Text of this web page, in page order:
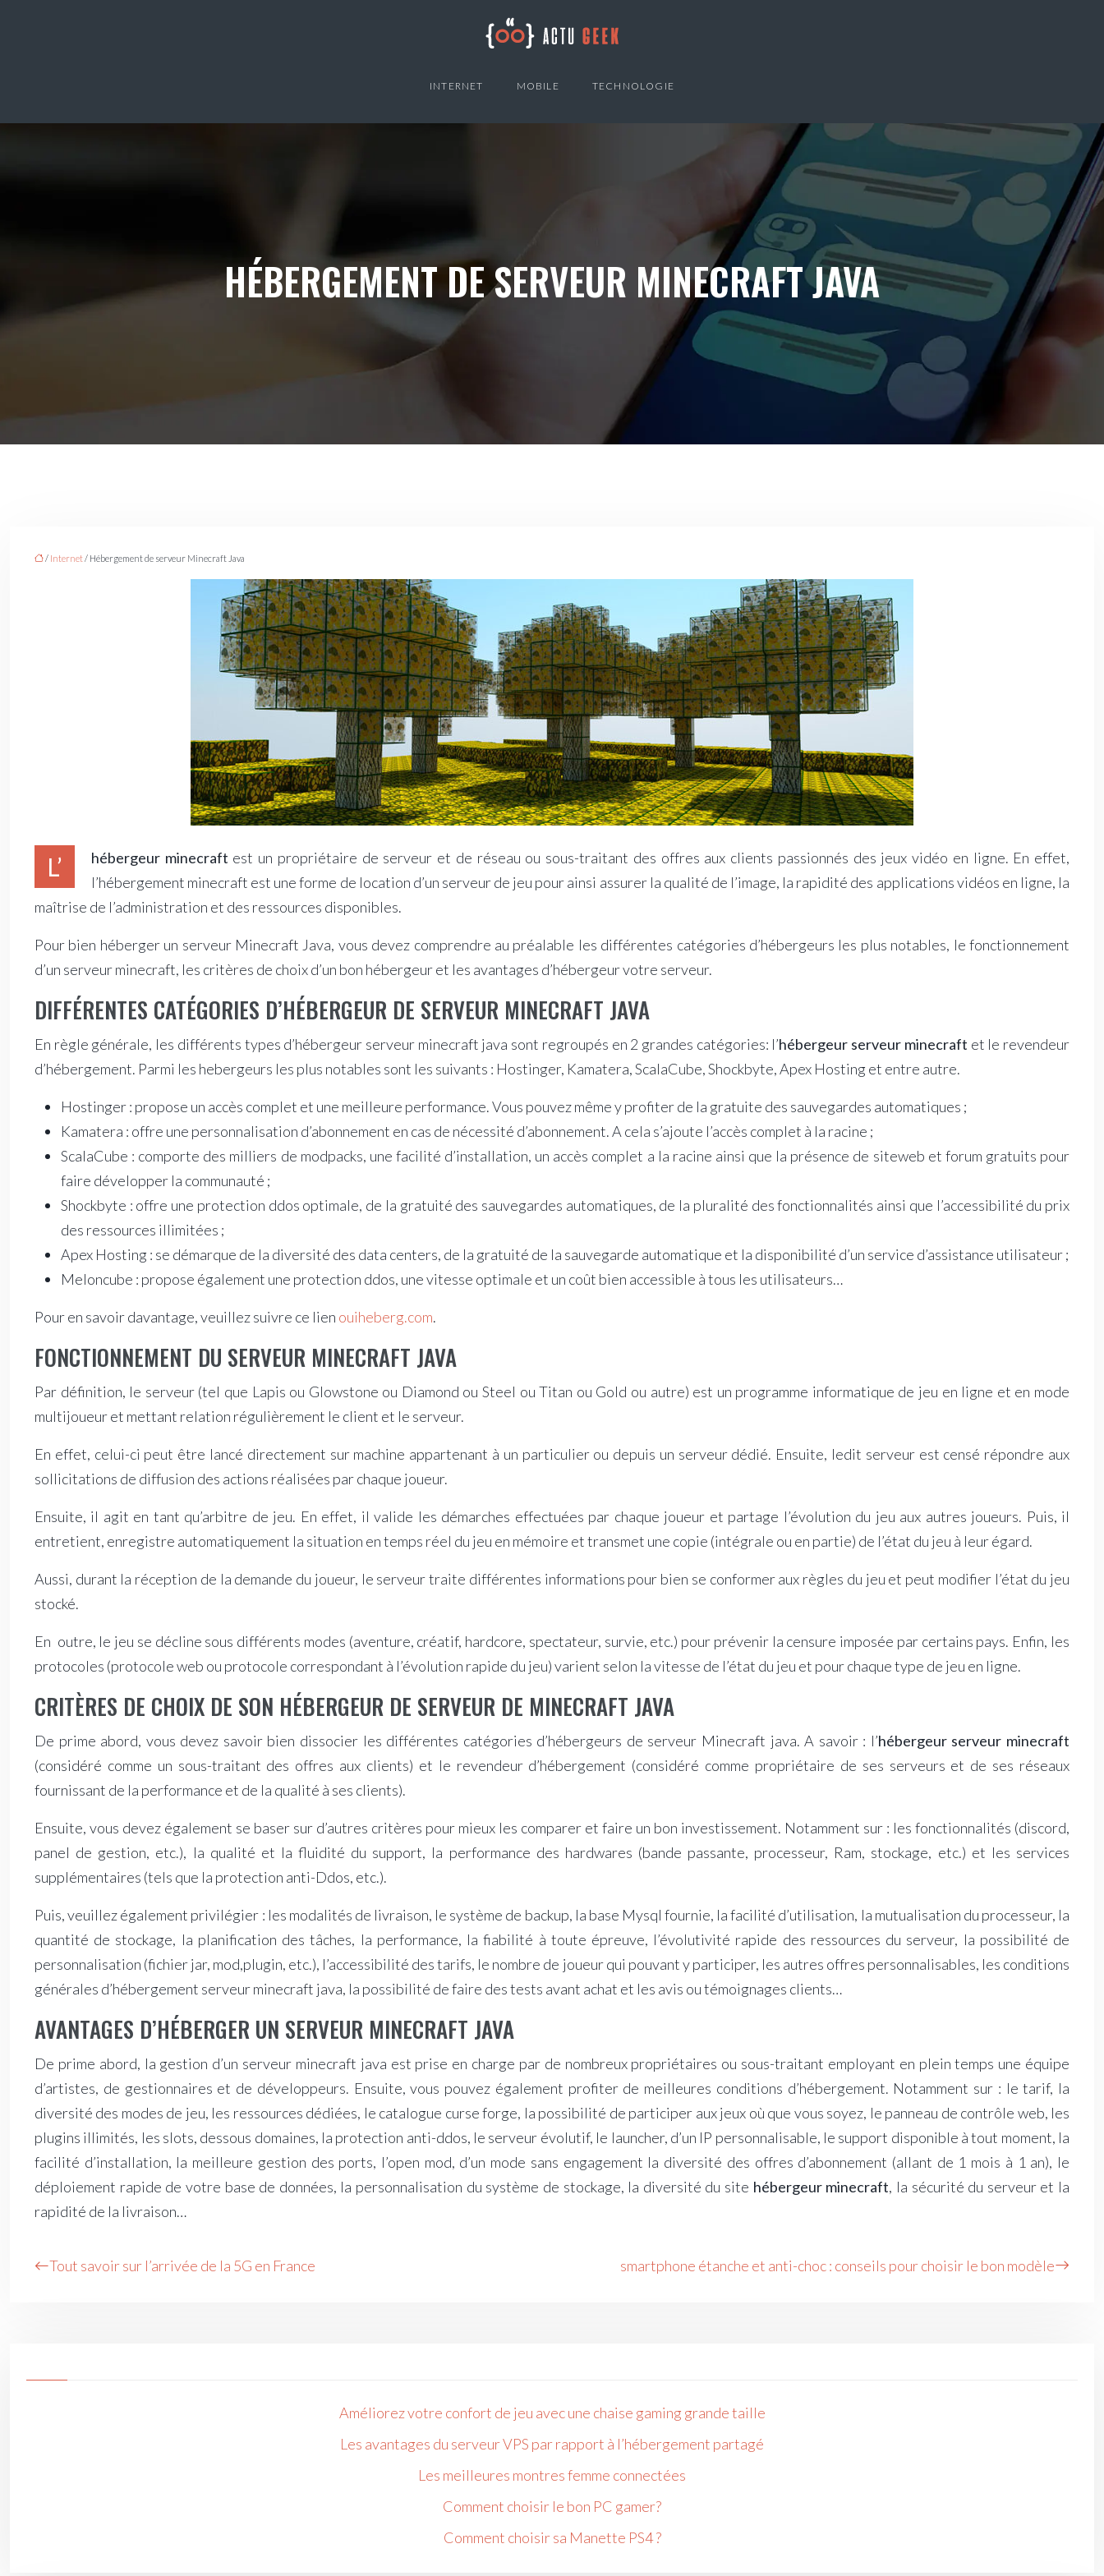
INTERNET MOBILE TECHNOLOGIE
HÉBERGEMENT DE SERVEUR MINECRAFT JAVA
/ Internet/ Hébergement de serveur Minecraft Java
L’ hébergeur minecraft est un propriétaire de serveur et de réseau ou sous-traitant des offres aux clients passionnés des jeux vidéo en ligne. En effet,
l’hébergement minecraft est une forme de location d’un serveur de jeu pour ainsi assurer la qualité de l’image, la rapidité des applications vidéos en ligne, la
maîtrise de l’administration et des ressources disponibles.
Pour bien héberger un serveur Minecraft Java, vous devez comprendre au préalable les différentes catégories d’hébergeurs les plus notables, le fonctionnement
d’un serveur minecraft, les critères de choix d’un bon hébergeur et les avantages d’hébergeur votre serveur.
DIFFÉRENTES CATÉGORIES D’HÉBERGEUR DE SERVEUR MINECRAFT JAVA
En règle générale, les différents types d’hébergeur serveur minecraft java sont regroupés en 2 grandes catégories: l’hébergeur serveur minecraft et le revendeur
d’hébergement. Parmi les hebergeurs les plus notables sont les suivants : Hostinger, Kamatera, ScalaCube, Shockbyte, Apex Hosting et entre autre.
Hostinger : propose un accès complet et une meilleure performance. Vous pouvez même y profiter de la gratuite des sauvegardes automatiques ;
Kamatera : offre une personnalisation d’abonnement en cas de nécessité d’abonnement. A cela s’ajoute l’accès complet à la racine ;
ScalaCube : comporte des milliers de modpacks, une facilité d’installation, un accès complet a la racine ainsi que la présence de siteweb et forum gratuits pour
faire développer la communauté ;
Shockbyte : offre une protection ddos optimale, de la gratuité des sauvegardes automatiques, de la pluralité des fonctionnalités ainsi que l’accessibilité du prix
des ressources illimitées ;
Apex Hosting : se démarque de la diversité des data centers, de la gratuité de la sauvegarde automatique et la disponibilité d’un service d’assistance utilisateur ;
Meloncube : propose également une protection ddos, une vitesse optimale et un coût bien accessible à tous les utilisateurs…
Pour en savoir davantage, veuillez suivre ce lien ouiheberg.com.
FONCTIONNEMENT DU SERVEUR MINECRAFT JAVA
Par définition, le serveur (tel que Lapis ou Glowstone ou Diamond ou Steel ou Titan ou Gold ou autre) est un programme informatique de jeu en ligne et en mode
multijoueur et mettant relation régulièrement le client et le serveur.
En effet, celui-ci peut être lancé directement sur machine appartenant à un particulier ou depuis un serveur dédié. Ensuite, ledit serveur est censé répondre aux
sollicitations de diffusion des actions réalisées par chaque joueur.
Ensuite, il agit en tant qu’arbitre de jeu. En effet, il valide les démarches effectuées par chaque joueur et partage l’évolution du jeu aux autres joueurs. Puis, il
entretient, enregistre automatiquement la situation en temps réel du jeu en mémoire et transmet une copie (intégrale ou en partie) de l’état du jeu à leur égard.
Aussi, durant la réception de la demande du joueur, le serveur traite différentes informations pour bien se conformer aux règles du jeu et peut modifier l’état du jeu
stocké.
En outre, le jeu se décline sous différents modes (aventure, créatif, hardcore, spectateur, survie, etc.) pour prévenir la censure imposée par certains pays. Enfin, les
protocoles (protocole web ou protocole correspondant à l’évolution rapide du jeu) varient selon la vitesse de l’état du jeu et pour chaque type de jeu en ligne.
CRITÈRES DE CHOIX DE SON HÉBERGEUR DE SERVEUR DE MINECRAFT JAVA
De prime abord, vous devez savoir bien dissocier les différentes catégories d’hébergeurs de serveur Minecraft java. A savoir : l’hébergeur serveur minecraft
(considéré comme un sous-traitant des offres aux clients) et le revendeur d’hébergement (considéré comme propriétaire de ses serveurs et de ses réseaux
fournissant de la performance et de la qualité à ses clients).
Ensuite, vous devez également se baser sur d’autres critères pour mieux les comparer et faire un bon investissement. Notamment sur : les fonctionnalités (discord,
panel de gestion, etc.), la qualité et la fluidité du support, la performance des hardwares (bande passante, processeur, Ram, stockage, etc.) et les services
supplémentaires (tels que la protection anti-Ddos, etc.).
Puis, veuillez également privilégier : les modalités de livraison, le système de backup, la base Mysql fournie, la facilité d’utilisation, la mutualisation du processeur, la
quantité de stockage, la planification des tâches, la performance, la fiabilité à toute épreuve, l’évolutivité rapide des ressources du serveur, la possibilité de
personnalisation (fichier jar, mod,plugin, etc.), l’accessibilité des tarifs, le nombre de joueur qui pouvant y participer, les autres offres personnalisables, les conditions
générales d’hébergement serveur minecraft java, la possibilité de faire des tests avant achat et les avis ou témoignages clients…
AVANTAGES D’HÉBERGER UN SERVEUR MINECRAFT JAVA
De prime abord, la gestion d’un serveur minecraft java est prise en charge par de nombreux propriétaires ou sous-traitant employant en plein temps une équipe
d’artistes, de gestionnaires et de développeurs. Ensuite, vous pouvez également profiter de meilleures conditions d’hébergement. Notamment sur : le tarif, la
diversité des modes de jeu, les ressources dédiées, le catalogue curse forge, la possibilité de participer aux jeux où que vous soyez, le panneau de contrôle web, les
plugins illimités, les slots, dessous domaines, la protection anti-ddos, le serveur évolutif, le launcher, d’un IP personnalisable, le support disponible à tout moment, la
facilité d’installation, la meilleure gestion des ports, l’open mod, d’un mode sans engagement la diversité des offres d’abonnement (allant de 1 mois à 1 an), le
déploiement rapide de votre base de données, la personnalisation du système de stockage, la diversité du site hébergeur minecraft, la sécurité du serveur et la
rapidité de la livraison…
Tout savoir sur l’arrivée de la 5G en France smartphone étanche et anti-choc : conseils pour choisir le bon modèle
Améliorez votre confort de jeu avec une chaise gaming grande taille
Les avantages du serveur VPS par rapport à l’hébergement partagé
Les meilleures montres femme connectées
Comment choisir le bon PC gamer?
Comment choisir sa Manette PS4 ?